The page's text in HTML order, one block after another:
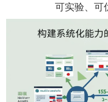
可实验、可